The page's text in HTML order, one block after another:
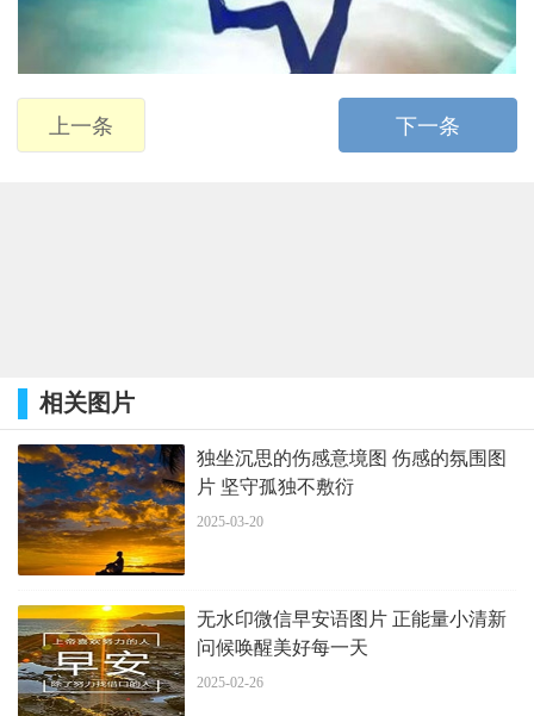
上一条 下一条
相关图片
独坐沉思的伤感意境图 伤感的氛围图
片 坚守孤独不敷衍
2025-03-20
无水印微信早安语图片 正能量小清新
问候唤醒美好每一天
2025-02-26